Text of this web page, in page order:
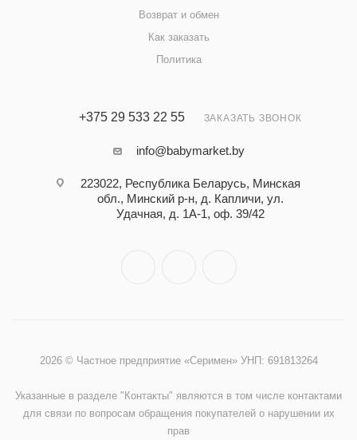
Возврат и обмен
Как заказать
Политика
+375 29 533 22 55 ЗАКАЗАТЬ ЗВОНОК
info@babymarket.by
223022, Республика Беларусь, Минская
обл., Минский р-н, д. Капличи, ул.
Удачная, д. 1А-1, оф. 39/42
2026 © Частное предприятие «Серимен» УНП: 691813264
Указанные в разделе "Контакты" являются в том числе контактами
для связи по вопросам обращения покупателей о нарушении их
прав